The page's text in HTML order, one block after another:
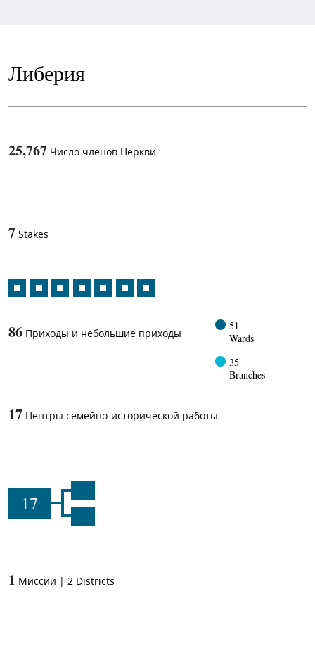
Либерия
25,767 Число членов Церкви
7 Stakes
86 Приходы и небольшие приходы
51
Wards
35
Branches
17 Центры семейно-исторической работы
17
1 Миссии | 2 Districts